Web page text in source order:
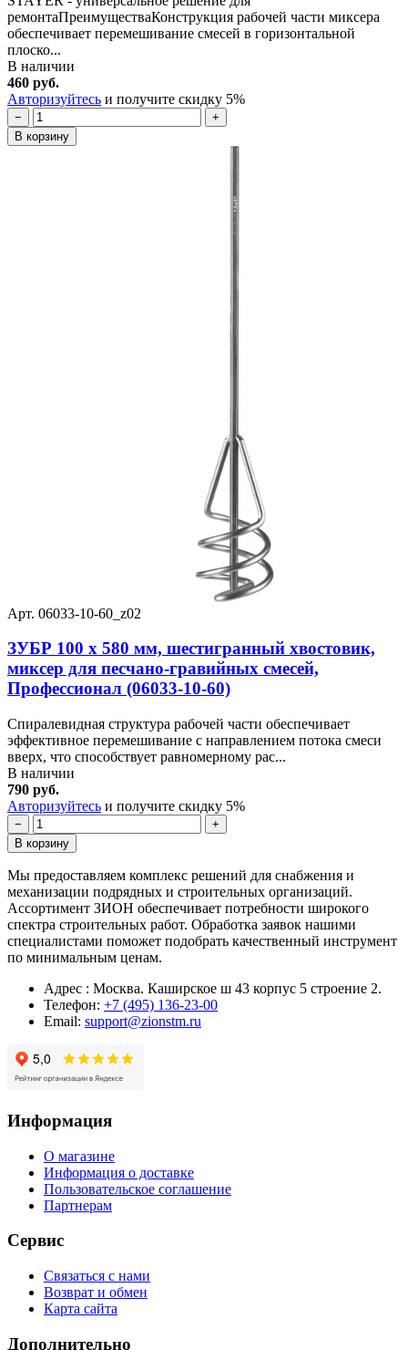
ремонтаПреимуществаКонструкция рабочей части миксера
обеспечивает перемешивание смесей в горизонтальной
плоско...
В наличии
460 руб.
Авторизуйтесь и получите скидку 5%
−
+
В корзину
Арт. 06033-10-60_z02
ЗУБР 100 х 580 мм, шестигранный хвостовик,
миксер для песчано-гравийных смесей,
Профессионал (06033-10-60)
Спиралевидная структура рабочей части обеспечивает
эффективное перемешивание с направлением потока смеси
вверх, что способствует равномерному рас...
В наличии
790 руб.
Авторизуйтесь и получите скидку 5%
−
+
В корзину
Мы предоставляем комплекс решений для снабжения и
механизации подрядных и строительных организаций.
Ассортимент ЗИОН обеспечивает потребности широкого
спектра строительных работ. Обработка заявок нашими
специалистами поможет подобрать качественный инструмент
по минимальным ценам.
Адрес : Москва. Каширское ш 43 корпус 5 строение 2.
Телефон: +7 (495) 136-23-00
Email: support@zionstm.ru
Информация
О магазине
Информация о доставке
Пользовательское соглашение
Партнерам
Сервис
Связаться с нами
Возврат и обмен
Карта сайта
Дополнительно